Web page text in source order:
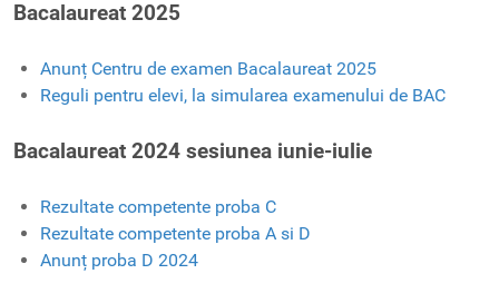
Bacalaureat 2025
Anunț Centru de examen Bacalaureat 2025
Reguli pentru elevi, la simularea examenului de BAC
Bacalaureat 2024 sesiunea iunie-iulie
Rezultate competente proba C
Rezultate competente proba A si D
Anunț proba D 2024